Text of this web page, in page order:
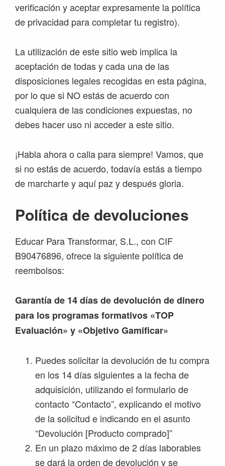
verificación y aceptar expresamente la política
de privacidad para completar tu registro).
La utilización de este sitio web implica la
aceptación de todas y cada una de las
disposiciones legales recogidas en esta página,
por lo que si NO estás de acuerdo con
cualquiera de las condiciones expuestas, no
debes hacer uso ni acceder a este sitio.
¡Habla ahora o calla para siempre! Vamos, que
si no estás de acuerdo, todavía estás a tiempo
de marcharte y aquí paz y después gloria.
Política de devoluciones
Educar Para Transformar, S.L., con CIF
B90476896, ofrece la siguiente política de
reembolsos:
Garantía de 14 días de devolución de dinero
para los programas formativos «TOP
Evaluación» y «Objetivo Gamificar»
Puedes solicitar la devolución de tu compra
en los 14 días siguientes a la fecha de
adquisición, utilizando el formulario de
contacto “Contacto”, explicando el motivo
de la solicitud e indicando en el asunto
“Devolución [Producto comprado]”
En un plazo máximo de 2 días laborables
se dará la orden de devolución y se